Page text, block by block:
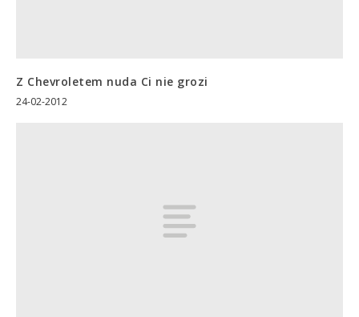
Z Chevroletem nuda Ci nie grozi
24-02-2012